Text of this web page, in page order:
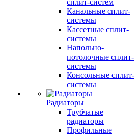
сплит-систем
Канальные сплит-
системы
Кассетные сплит-
системы
Напольно-
потолочные сплит-
системы
Консольные сплит-
системы
Радиаторы
Трубчатые
радиаторы
Профильные